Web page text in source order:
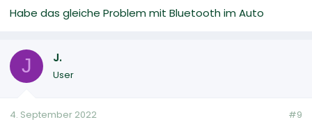
Habe das gleiche Problem mit Bluetooth im Auto
J J.
User
4. September 2022 #9